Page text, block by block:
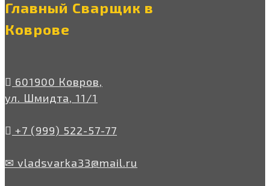
Главный Сварщик в
Коврове
601900 Ковров,
ул. Шмидта, 11/1
+7 (999) 522-57-77
✉ vladsvarka33@mail.ru